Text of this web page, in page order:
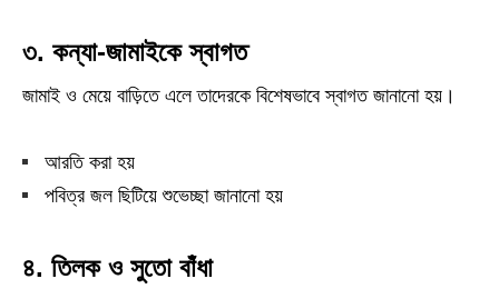
৩. কন্যা-জামাইকে স্বাগত
জামাই ও মেয়ে বাড়িতে এলে তাদেরকে বিশেষভাবে স্বাগত জানানো হয়।
আরতি করা হয়
পবিত্র জল ছিটিয়ে শুভেচ্ছা জানানো হয়
৪. তিলক ও সুতো বাঁধা